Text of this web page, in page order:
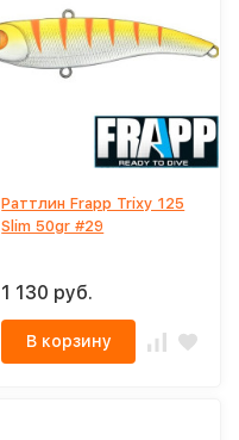
Раттлин Frapp Trixy 125
Slim 50gr #29
1 130 руб.
В корзину